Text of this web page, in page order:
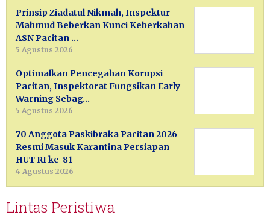
Prinsip Ziadatul Nikmah, Inspektur
Mahmud Beberkan Kunci Keberkahan
ASN Pacitan …
5 Agustus 2026
Optimalkan Pencegahan Korupsi
Pacitan, Inspektorat Fungsikan Early
Warning Sebag…
5 Agustus 2026
70 Anggota Paskibraka Pacitan 2026
Resmi Masuk Karantina Persiapan
HUT RI ke-81
4 Agustus 2026
Lintas Peristiwa